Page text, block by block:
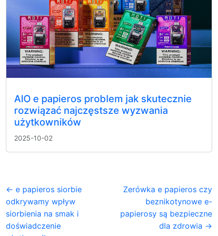
AIO e papieros problem jak skutecznie
rozwiązać najczęstsze wyzwania
użytkowników
2025-10-02
← e papieros siorbie
odkrywamy wpływ
siorbienia na smak i
doświadczenie
Zerówka e papieros czy
beznikotynowe e-
papierosy są bezpieczne
dla zdrowia →